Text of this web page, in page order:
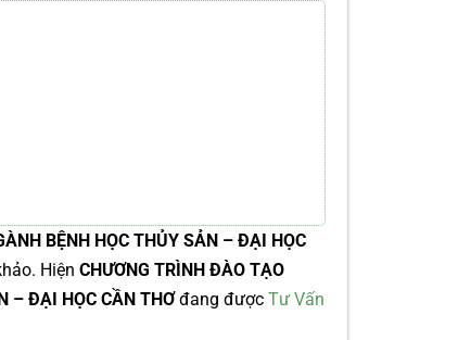
BỆNH HỌC THỦY SẢN – ĐẠI HỌC
Hiện CHƯƠNG TRÌNH ĐÀO TẠO
– ĐẠI HỌC CẦN THƠđang được Tư Vấn